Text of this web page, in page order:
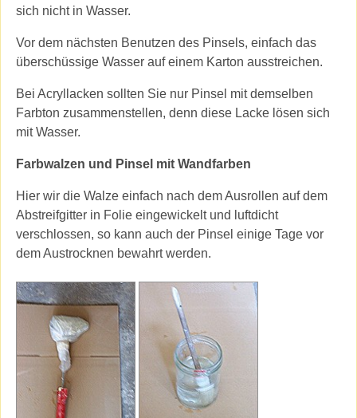
sich nicht in Wasser.
Vor dem nächsten Benutzen des Pinsels, einfach das
überschüssige Wasser auf einem Karton ausstreichen.
Bei Acryllacken sollten Sie nur Pinsel mit demselben
Farbton zusammenstellen, denn diese Lacke lösen sich
mit Wasser.
Farbwalzen und Pinsel mit Wandfarben
Hier wir die Walze einfach nach dem Ausrollen auf dem
Abstreifgitter in Folie eingewickelt und luftdicht
verschlossen, so kann auch der Pinsel einige Tage vor
dem Austrocknen bewahrt werden.